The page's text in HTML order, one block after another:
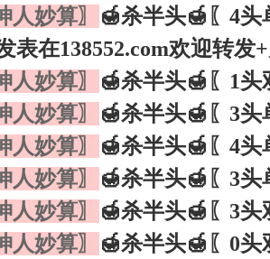
人妙算〗
🍯杀半头🍯〖4
表在138552.com欢迎转发
人妙算〗
🍯杀半头🍯〖1
人妙算〗
🍯杀半头🍯〖3
人妙算〗
🍯杀半头🍯〖4
人妙算〗
🍯杀半头🍯〖3
人妙算〗
🍯杀半头🍯〖3
人妙算〗
🍯杀半头🍯〖0